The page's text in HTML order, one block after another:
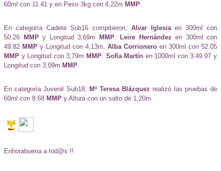
60ml con 11.41 y en Peso 3kg con 4,22m MMP.
En categoría Cadete Sub16 compitieron, Alvar Iglesiaen 300ml con
50.26
MMPy Longitud 3,69m MMP. Leire Hernández en 300ml con
49.82 MMP y Longitud con 4,13m. Alba Corrionero en 300ml con 52.05
MMP y Longitud con 3,79m MMP. Sofía Martín en 1000ml con 3:49.97 y
Longitud con 3,09m MMP.
En categoría Juvenil Sub18, Mª Teresa Blázquez realizó las pruebas de
60ml con 8.68 MMP y Altura con un salto de 1,20m.
Enhorabuena a tod@s !!